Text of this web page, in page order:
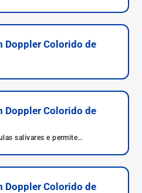
Doppler Colorido de
Doppler Colorido de
salivares e permite
submandibulares.
Doppler Colorido de